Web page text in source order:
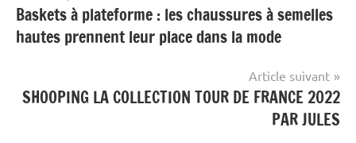
de
l’article
Baskets à plateforme : les chaussures à semelles
hautes prennent leur place dans la mode
Article suivant
SHOOPING LA COLLECTION TOUR DE FRANCE 2022
PAR JULES